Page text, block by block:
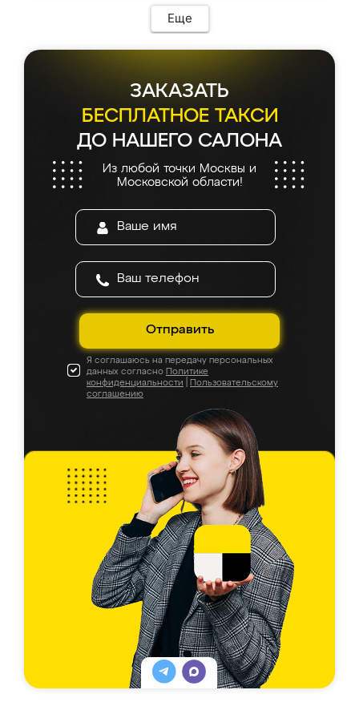
Еще
ЗАКАЗАТЬ
БЕСПЛАТНОЕ ТАКСИ
ДО НАШЕГО САЛОНА
Из любой точки Москвы и
Московской области!
Отправить
Я соглашаюсь на передачу персональных
данных согласно Политике
конфиденциальности
Пользовательскому
соглашению